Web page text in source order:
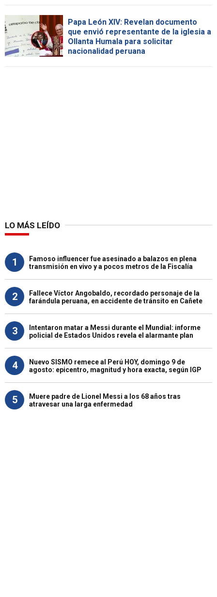
Papa León XIV: Revelan documento
que envió representante de la iglesia a
Ollanta Humala para solicitar
nacionalidad peruana
LO MÁS LEÍDO
1
Famoso influencer fue asesinado a balazos en plena
transmisión en vivo y a pocos metros de la Fiscalía
2
Fallece Víctor Angobaldo, recordado personaje de la
farándula peruana, en accidente de tránsito en Cañete
3
Intentaron matar a Messi durante el Mundial: informe
policial de Estados Unidos revela el alarmante plan
4
Nuevo SISMO remece al Perú HOY, domingo 9 de
agosto: epicentro, magnitud y hora exacta, según IGP
5
Muere padre de Lionel Messi a los 68 años tras
atravesar una larga enfermedad